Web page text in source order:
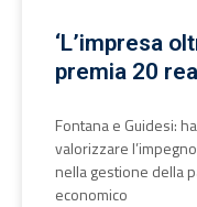
‘L’impresa
premia 20
Fontana e Guidesi:
valorizzare
nella gestione della
economico